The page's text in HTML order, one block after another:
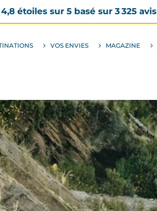
4,8 étoiles sur 5 basé sur 3 325 avis
VOS ENVIES MAGAZINE